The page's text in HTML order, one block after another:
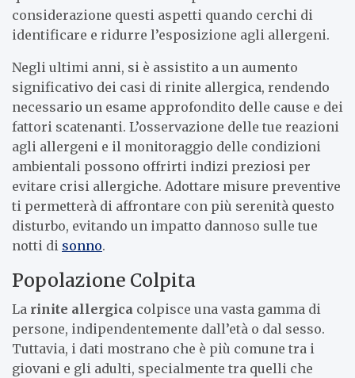
considerazione questi aspetti quando cerchi di
identificare e ridurre l’esposizione agli allergeni.
Negli ultimi anni, si è assistito a un aumento
significativo dei casi di rinite allergica, rendendo
necessario un esame approfondito delle cause e dei
fattori scatenanti. L’osservazione delle tue reazioni
agli allergeni e il monitoraggio delle condizioni
ambientali possono offrirti indizi preziosi per
evitare crisi allergiche. Adottare misure preventive
ti permetterà di affrontare con più serenità questo
disturbo, evitando un impatto dannoso sulle tue
notti di sonno.
Popolazione Colpita
La rinite allergica colpisce una vasta gamma di
persone, indipendentemente dall’età o dal sesso.
Tuttavia, i dati mostrano che è più comune tra i
giovani e gli adulti, specialmente tra quelli che